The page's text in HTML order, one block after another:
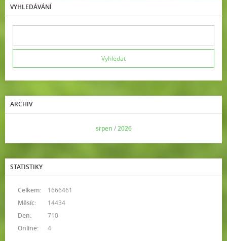
VYHLEDÁVÁNÍ
ARCHIV
srpen /2026
STATISTIKY
Online: 4
Celkem:
1666461
Měsíc:
14434
Den:
710